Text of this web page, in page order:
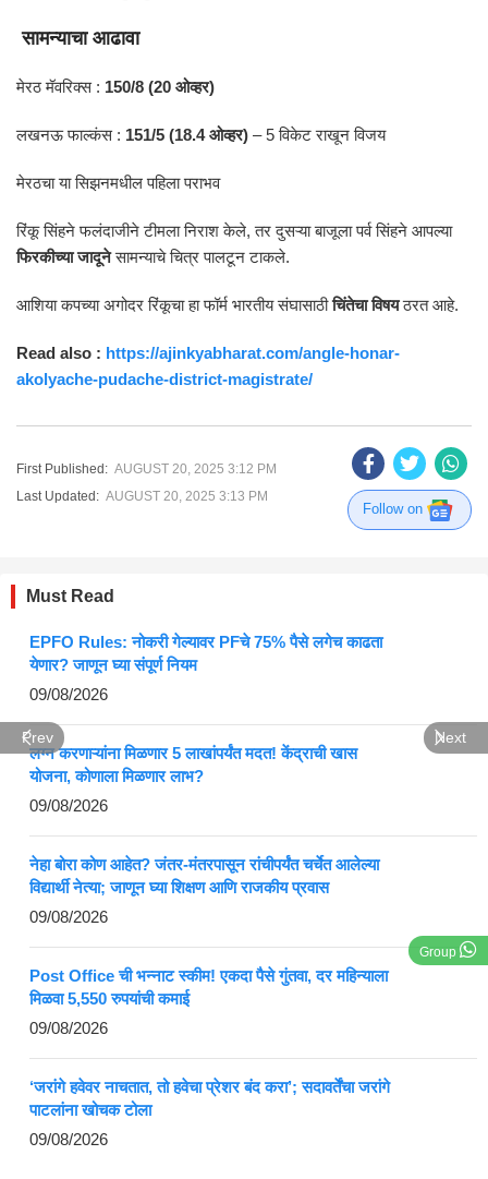
Group
सामन्याचा आढावा
मेरठ मॅवरिक्स : 150/8 (20 ओव्हर)
लखनऊ फाल्कंस : 151/5 (18.4 ओव्हर) – 5 विकेट राखून विजय
मेरठचा या सिझनमधील पहिला पराभव
रिंकू सिंहने फलंदाजीने टीमला निराश केले, तर दुसऱ्या बाजूला पर्व सिंहने आपल्या
फिरकीच्या जादूनेसामन्याचे चित्र पालटून टाकले.
आशिया कपच्या अगोदर रिंकूचा हा फॉर्म भारतीय संघासाठीचिंतेचा विषयठरत आहे.
Read also : https://ajinkyabharat.com/angle-honar-
akolyache-pudache-district-magistrate/
First Published: AUGUST 20, 2025 3:12 PM
Last Updated: AUGUST 20, 2025 3:13 PM
Follow on
Prev Next
Must Read
EPFO Rules: नोकरी गेल्यावर PFचे 75% पैसे लगेच काढता
येणार? जाणून घ्या संपूर्ण नियम
09/08/2026
लग्न करणाऱ्यांना मिळणार 5 लाखांपर्यंत मदत! केंद्राची खास
योजना, कोणाला मिळणार लाभ?
09/08/2026
नेहा बोरा कोण आहेत? जंतर-मंतरपासून रांचीपर्यंत चर्चेत आलेल्या
विद्यार्थी नेत्या; जाणून घ्या शिक्षण आणि राजकीय प्रवास
09/08/2026
Post Office ची भन्नाट स्कीम! एकदा पैसे गुंतवा, दर महिन्याला
मिळवा 5,550 रुपयांची कमाई
09/08/2026
‘जरांगे हवेवर नाचतात, तो हवेचा प्रेशर बंद करा’; सदावर्तेंचा जरांगे
पाटलांना खोचक टोला
09/08/2026